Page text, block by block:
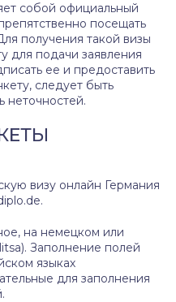
собой официальный
посещать
получения такой визы
для подачи заявления
ее и предоставить
следует быть
неточностей.
визу онлайн Германия
на немецком или
Заполнение полей
языках
для заполнения